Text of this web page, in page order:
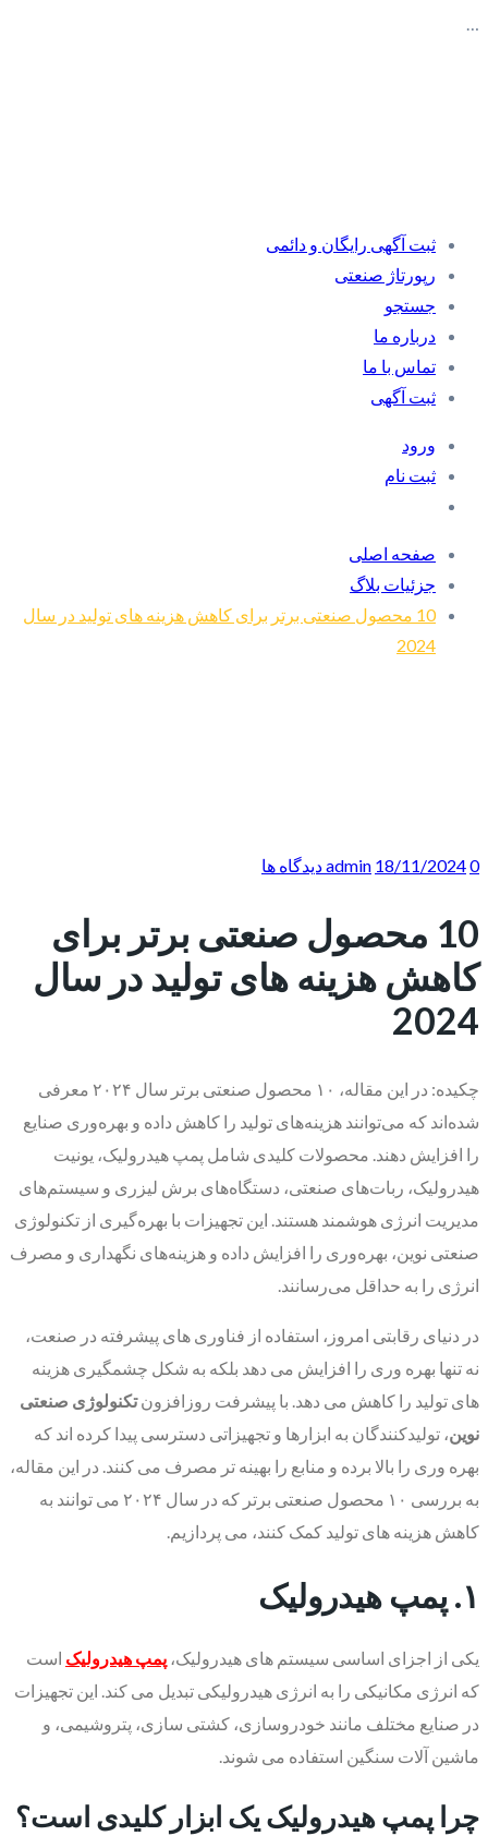
…
ثبت آگهی رایگان و دائمی
رپورتاژ صنعتی
جستجو
درباره ما
تماس با ما
ثبت آگهی
ورود
ثبت نام
صفحه اصلی
جزئیات بلاگ
10 محصول صنعتی برتر برای کاهش هزینه های تولید در سال
2024
admin 18/11/20240 دیدگاه ها
10 محصول صنعتی برتر برای
کاهش هزینه های تولید در سال
2024
چکیده: در این مقاله، ۱۰ محصول صنعتی برتر سال ۲۰۲۴ معرفی
شده‌اند که می‌توانند هزینه‌های تولید را کاهش داده و بهره‌وری صنایع
را افزایش دهند. محصولات کلیدی شامل پمپ هیدرولیک، یونیت
هیدرولیک، ربات‌های صنعتی، دستگاه‌های برش لیزری و سیستم‌های
مدیریت انرژی هوشمند هستند. این تجهیزات با بهره‌گیری از تکنولوژی
صنعتی نوین، بهره‌وری را افزایش داده و هزینه‌های نگهداری و مصرف
انرژی را به حداقل می‌رسانند.
در دنیای رقابتی امروز، استفاده از فناوری های پیشرفته در صنعت،
نه تنها بهره وری را افزایش می دهد بلکه به شکل چشمگیری هزینه
های تولید را کاهش می دهد. با پیشرفت روزافزونتکنولوژی صنعتی
نوین، تولیدکنندگان به ابزارها و تجهیزاتی دسترسی پیدا کرده اند که
بهره وری را بالا برده و منابع را بهینه تر مصرف می کنند. در این مقاله،
به بررسی ۱۰ محصول صنعتی برتر که در سال ۲۰۲۴ می توانند به
کاهش هزینه های تولید کمک کنند، می پردازیم.
۱. پمپ هیدرولیک
یکی از اجزای اساسی سیستم های هیدرولیک، پمپ هیدرولیک است
که انرژی مکانیکی را به انرژی هیدرولیکی تبدیل می کند. این تجهیزات
در صنایع مختلف مانند خودروسازی، کشتی سازی، پتروشیمی، و
ماشین آلات سنگین استفاده می شوند.
چرا پمپ هیدرولیک یک ابزار کلیدی است؟